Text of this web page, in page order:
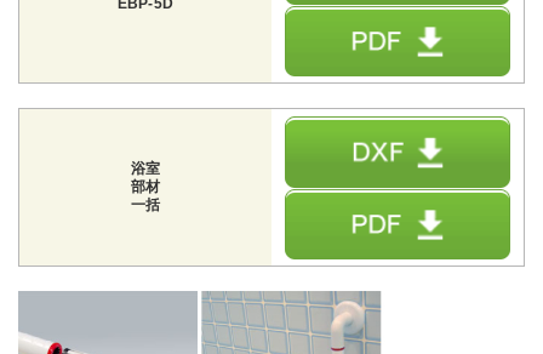
EBP-5D
浴室
部材
一括